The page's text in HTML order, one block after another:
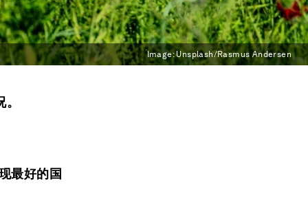
Image:Unsplash/Rasmus Andersen
最好的国